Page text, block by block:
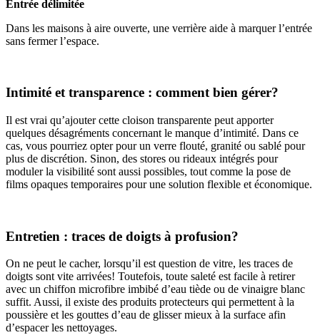
Entrée délimitée
Dans les maisons à aire ouverte, une verrière aide à marquer l’entrée
sans fermer l’espace.
Intimité et transparence : comment bien gérer?
Il est vrai qu’ajouter cette cloison transparente peut apporter
quelques désagréments concernant le manque d’intimité. Dans ce
cas, vous pourriez opter pour un verre flouté, granité ou sablé pour
plus de discrétion. Sinon, des stores ou rideaux intégrés pour
moduler la visibilité sont aussi possibles, tout comme la pose de
films opaques temporaires pour une solution flexible et économique.
Entretien : traces de doigts à profusion?
On ne peut le cacher, lorsqu’il est question de vitre, les traces de
doigts sont vite arrivées! Toutefois, toute saleté est facile à retirer
avec un chiffon microfibre imbibé d’eau tiède ou de vinaigre blanc
suffit. Aussi, il existe des produits protecteurs qui permettent à la
poussière et les gouttes d’eau de glisser mieux à la surface afin
d’espacer les nettoyages.